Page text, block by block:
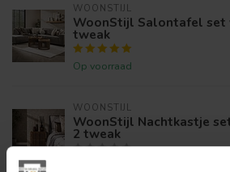
WOONSTIJL
WoonStijl Salontafel set
tweak
Op voorraad
WOONSTIJL
WoonStijl Nachtkastje
2 tweak